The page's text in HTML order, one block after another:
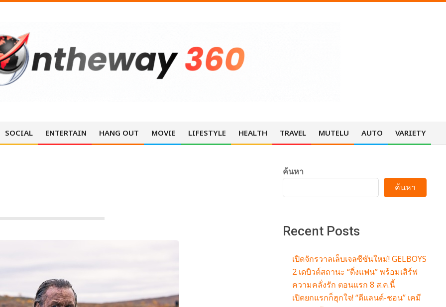
SOCIAL ENTERTAIN HANG OUT MOVIE LIFESTYLE HEALTH TRAVEL MUTELU AUTO VARIETY
ค้นหา
ค้นหา
Recent Posts
เปิดจักรวาลเล็บเจลซีซันใหม่! GELBOYS
2 เดบิวต์สถานะ “ติ่งแฟน” พร้อมเสิร์ฟ
ความคลั่งรัก ตอนแรก 8 ส.ค.นี้
เปิดยกแรกก็ฮุกใจ! “ดีแลนด์-ชอน” เคมี